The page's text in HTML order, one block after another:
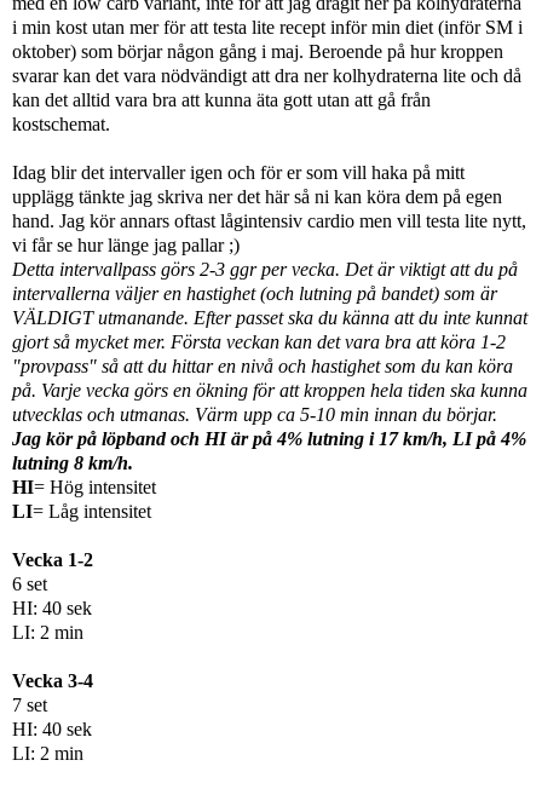
i min kost utan mer för att testa lite recept inför min diet (inför SM i
oktober) som börjar någon gång i maj. Beroende på hur kroppen
svarar kan det vara nödvändigt att dra ner kolhydraterna lite och då
kan det alltid vara bra att kunna äta gott utan att gå från
kostschemat.
Idag blir det intervaller igen och för er som vill haka på mitt
upplägg tänkte jag skriva ner det här så ni kan köra dem på egen
hand. Jag kör annars oftast lågintensiv cardio men vill testa lite nytt,
vi får se hur länge jag pallar ;)
Detta intervallpass görs 2-3 ggr per vecka. Det är viktigt att du på
intervallerna väljer en hastighet (och lutning på bandet) som är
VÄLDIGT utmanande. Efter passet ska du känna att du inte kunnat
gjort så mycket mer. Första veckan kan det vara bra att köra 1-2
"provpass" så att du hittar en nivå och hastighet som du kan köra
på. Varje vecka görs en ökning för att kroppen hela tiden ska kunna
utvecklas och utmanas. Värm upp ca 5-10 min innan du börjar.
Jag kör på löpband och HI är på 4% lutning i 17 km/h, LI på 4%
lutning 8 km/h.
HI= Hög intensitet
LI= Låg intensitet
Vecka 1-2
6 set
HI: 40 sek
LI: 2 min
Vecka 3-4
7 set
HI: 40 sek
LI: 2 min